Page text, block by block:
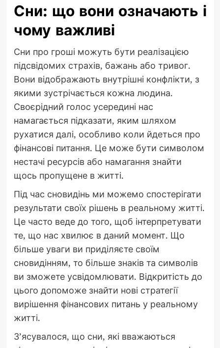
Сни: що вони означають і
чому важливі
Сни про гроші можуть бути реалізацією
підсвідомих страхів, бажань або тривог.
Вони відображають внутрішні конфлікти, з
якими зустрічається кожна людина.
Своєрідний голос усередині нас
намагається підказати, яким шляхом
рухатися далі, особливо коли йдеться про
фінансові питання. Це може бути символом
нестачі ресурсів або намагання знайти
щось пропущене в житті.
Під час сновидінь ми можемо спостерігати
результати своїх рішень в реальному житті.
Це часто веде до того, щоб інтерпретувати
те, що нас хвилює в даний момент. Що
більше уваги ви приділяєте своїм
сновидінням, то більше знаків та символів
ви зможете усвідомлювати. Відкритість до
цього допоможе знайти нові стратегії
вирішення фінансових питань у реальному
житті.
З’ясувалося, що сни, які вважаються